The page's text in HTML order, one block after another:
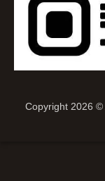
Copyright 2026 ©